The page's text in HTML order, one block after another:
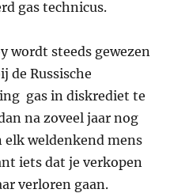
gas technicus.
wordt steeds gewezen
de Russische
gas in diskrediet te
na zoveel jaar nog
elk weldenkend mens
iets dat je verkopen
verloren gaan.